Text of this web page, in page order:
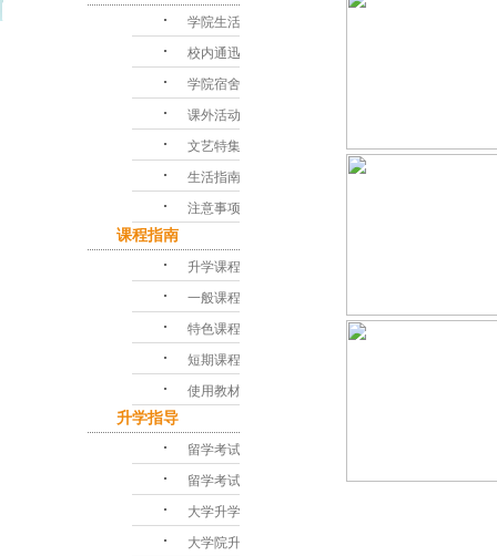
･ 学院生活
･ 校内通迅
･ 学院宿舍
･ 课外活动
･ 文艺特集
･ 生活指南
･ 注意事项
课程指南
･ 升学课程
･ 一般课程
･ 特色课程
･ 短期课程
･ 使用教材
升学指导
･ 留学考试对策
･ 留学考试问答
･ 大学升学指导
･ 大学院升学课程